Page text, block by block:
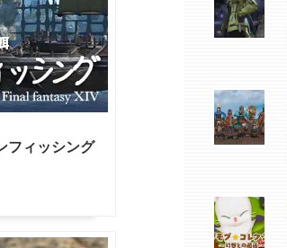
フィッシング